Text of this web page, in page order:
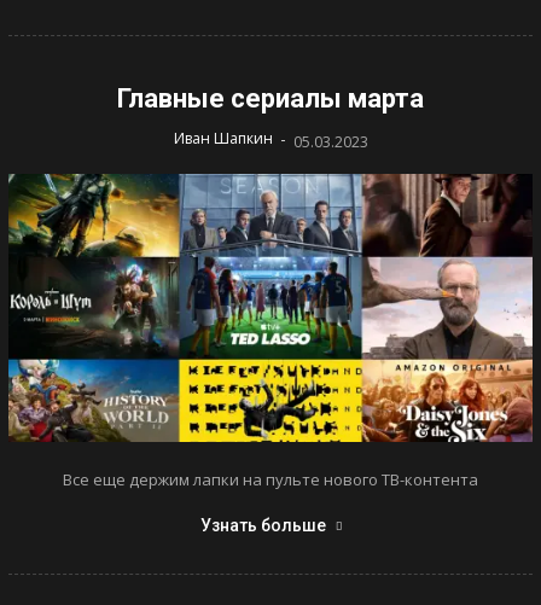
Главные сериалы марта
Иван Шапкин - 05.03.2023
Все еще держим лапки на пульте нового ТВ-контента
Узнать больше